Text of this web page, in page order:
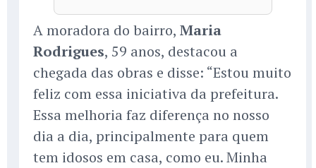
A moradora do bairro, Maria
Rodrigues, 59 anos, destacou a
chegada das obras e disse: “Estou muito
feliz com essa iniciativa da prefeitura.
Essa melhoria faz diferença no nosso
dia a dia, principalmente para quem
tem idosos em casa, como eu. Minha